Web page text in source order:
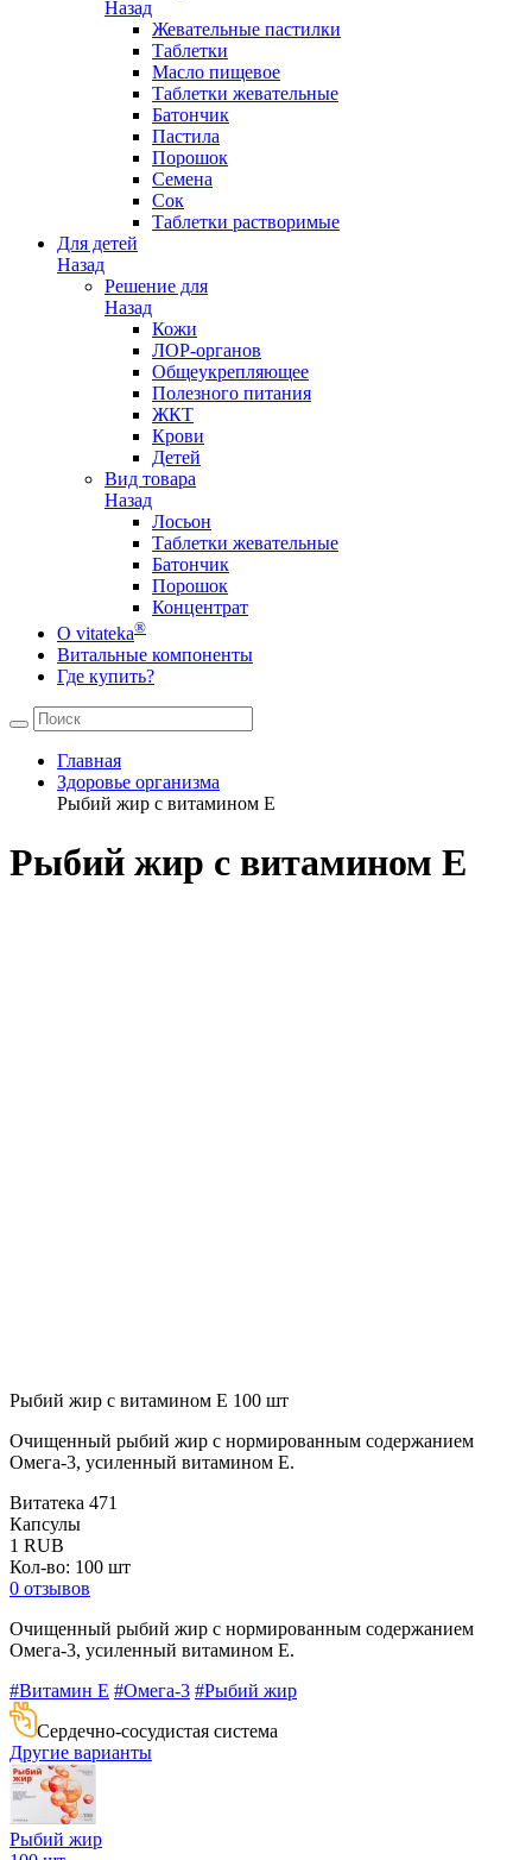
Назад
Жевательные пастилки
Таблетки
Масло пищевое
Таблетки жевательные
Батончик
Пастила
Порошок
Семена
Сок
Таблетки растворимые
Для детей
Назад
Решение для
Назад
Кожи
ЛОР-органов
Общеукрепляющее
Полезного питания
ЖКТ
Крови
Детей
Вид товара
Назад
Лосьон
Таблетки жевательные
Батончик
Порошок
Концентрат
О vitateka®
Витальные компоненты
Где купить?
Главная
Здоровье организма
Рыбий жир с витамином Е
Рыбий жир с витамином Е
Рыбий жир с витамином Е 100 шт
Очищенный рыбий жир с нормированным содержанием
Омега-3, усиленный витамином E.
Витатека 471
Капсулы
1 RUB
Кол-во: 100 шт
0 отзывов
Очищенный рыбий жир с нормированным содержанием
Омега-3, усиленный витамином E.
#Витамин E #Омега-3 #Рыбий жир
Сердечно-сосудистая система
Другие варианты
Рыбий жир